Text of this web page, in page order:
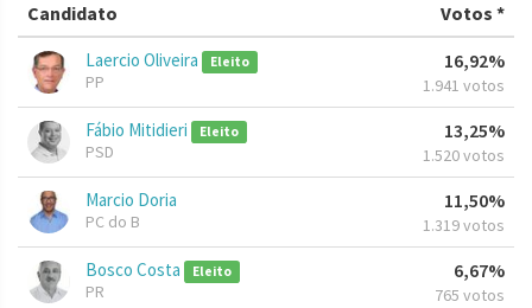
Candidato Votos *
Laercio Oliveira Eleito
PP
16,92%
1.941 votos
Fábio Mitidieri Eleito
PSD
13,25%
1.520 votos
Marcio Doria
PC do B
11,50%
1.319 votos
Bosco Costa Eleito
PR
6,67%
765 votos